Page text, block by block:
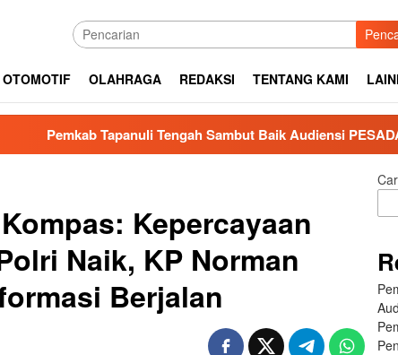
OTOMOTIF OLAHRAGA REDAKSI TENTANG KAMI
Tapanuli Tengah Sambut Baik Audiensi PESADA: Perkuat
Kepercayaan
Naik, KP Norman
Berjalan